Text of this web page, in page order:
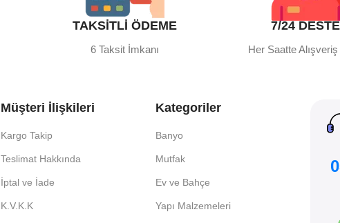
TAKSİTLİ ÖDEME
6 Taksit İmkanı
7/24
Her Saatte Alışveriş
Müşteri İlişkileri
Kargo Takip
Teslimat Hakkında
İptal ve İade
K.V.K.K
Kategoriler
Banyo
Mutfak
Ev ve Bahçe
Yapı Malzemeleri